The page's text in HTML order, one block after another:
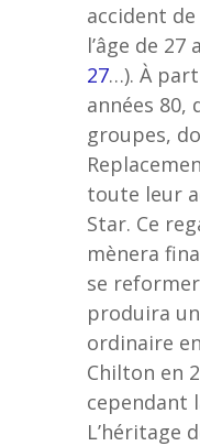
accident
l’âge de 27
27…). À
années 80,
groupes,
toute leur
Star. Ce
mènera
se
produira un
ordinaire
Chilton en
cependant
L’héritage